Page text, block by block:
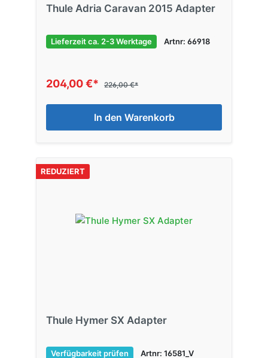
Thule Adria Caravan 2015 Adapter
Lieferzeit ca. 2-3 Werktage Artnr: 66918
204,00 €* 226,00 €*
In den Warenkorb
REDUZIERT
Thule Hymer SX Adapter
Verfügbarkeit prüfen Artnr: 16581_V